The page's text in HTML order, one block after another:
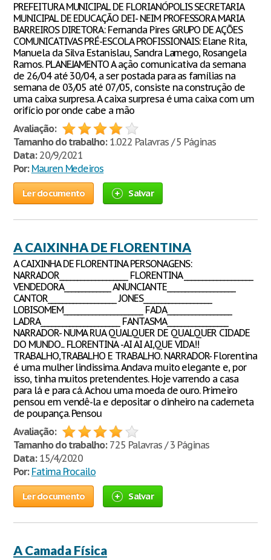
PREFEITURA MUNICIPAL DE FLORIANÓPOLIS SECRETARIA
MUNICIPAL DE EDUCAÇÃO DEI- NEIM PROFESSORA MARIA
BARREIROS DIRETORA: Fernanda Pires GRUPO DE AÇÕES
COMUNICATIVAS PRÉ-ESCOLA PROFISSIONAIS: Elane Rita,
Manuela da Silva Estanislau, Sandra Lamego, Rosangela
Ramos. PLANEJAMENTO A ação comunicativa da semana
de 26/04 até 30/04, a ser postada para as famílias na
semana de 03/05 até 07/05, consiste na construção de
uma caixa surpresa. A caixa surpresa é uma caixa com um
orifício por onde cabe a mão
Avaliação:
Tamanho do trabalho:1.022 Palavras / 5 Páginas
Data:20/9/2021
Por: Mauren Medeiros
Ler documento Salvar
A CAIXINHA DE FLORENTINA
A CAIXINHA DE FLORENTINA PERSONAGENS:
NARRADOR___________________ FLORENTINA ___________________
VENDEDORA_____________ ANUNCIANTE___________________
CANTOR___________________ JONES___________________
LOBISOMEM______________________ FADA__________________
LADRA______________________ FANTASMA_________________
NARRADOR- NUMA RUA QUALQUER DE QUALQUER CIDADE
DO MUNDO... FLORENTINA -AI AI AI,QUE VIDA!!
TRABALHO,TRABALHO E TRABALHO. NARRADOR- Florentina
é uma mulher lindissima. Andava muito elegante e, por
isso, tinha muitos pretendentes. Hoje varrendo a casa
para lá e para cá. Achou uma moeda de ouro. Primeiro
pensou em vendê-la e depositar o dinheiro na caderneta
de poupança. Pensou
Avaliação:
Tamanho do trabalho:725 Palavras / 3 Páginas
Data:15/4/2020
Por: Fatima Procailo
Ler documento Salvar
A Camada Física